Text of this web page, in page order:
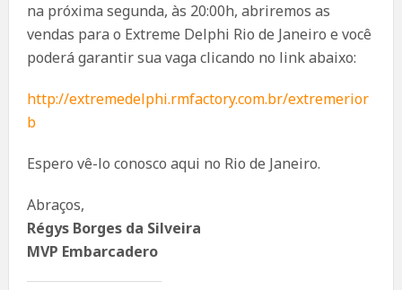
na próxima segunda, às 20:00h, abriremos as
vendas para o Extreme Delphi Rio de Janeiro e você
poderá garantir sua vaga clicando no link abaixo:
http://extremedelphi.rmfactory.com.br/extremerior
b
Espero vê-lo conosco aqui no Rio de Janeiro.
Abraços,
Régys Borges da Silveira
MVP Embarcadero